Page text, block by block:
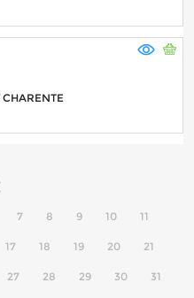
7 8 9 10 11
17 18 19 20 21
27 28 29 30 31